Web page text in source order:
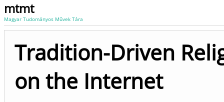
mtmt
Magyar Tudományos Művek Tára
Tradition-Driven
on the Internet